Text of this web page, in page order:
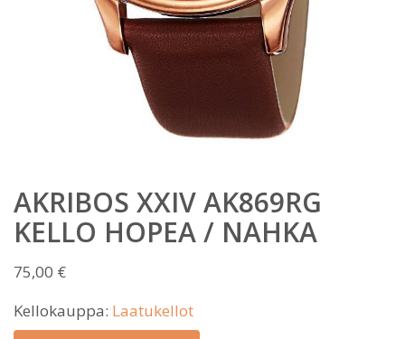
AKRIBOS XXIV AK869RG
KELLO HOPEA / NAHKA
75,00 €
Kellokauppa: Laatukellot